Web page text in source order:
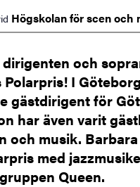
Högskolan för scen och
och
I
gästdirigent för
har även varit
och musik.
med
Queen.